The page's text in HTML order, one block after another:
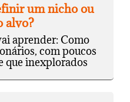
um nicho ou
alvo?
aprender: Como
com poucos
que inexplorados